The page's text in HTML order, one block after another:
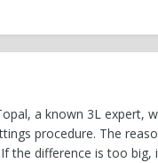
a known 3L expert,
procedure. The
the difference is too